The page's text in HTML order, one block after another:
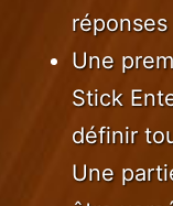
Une
Stick
définir
Une